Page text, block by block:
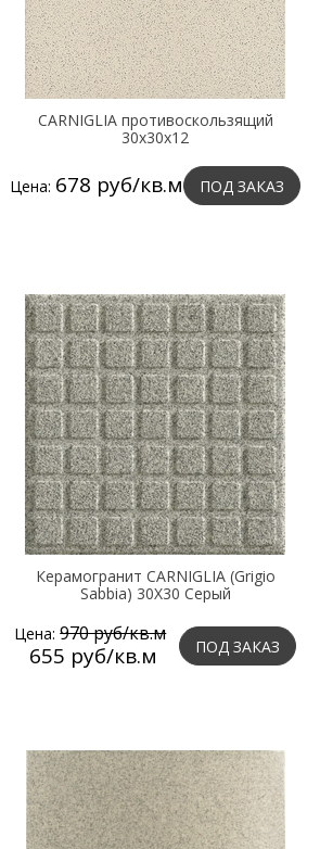
CARNIGLIA противоскользящий
30х30х12
Цена: 678 руб/кв.м ПОД ЗАКАЗ
Керамогранит CARNIGLIA (Grigio
Sabbia) 30X30 Серый
Цена:970 руб/кв.м
655 руб/кв.м ПОД ЗАКАЗ